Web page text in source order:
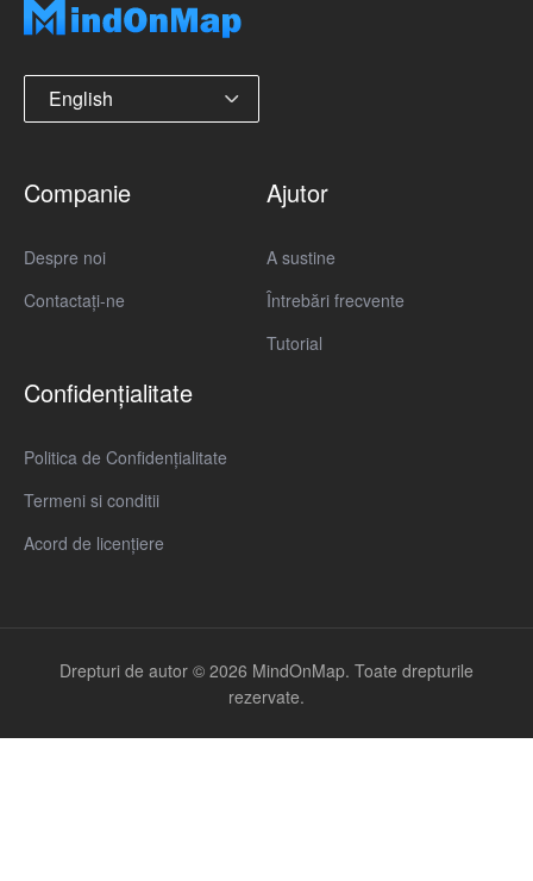
English
Companie
Despre noi
Contactaţi-ne
Ajutor
A sustine
Întrebări frecvente
Tutorial
Confidențialitate
Politica de Confidențialitate
Termeni si conditii
Acord de licențiere
Drepturi de autor © 2026 MindOnMap. Toate drepturile
rezervate.